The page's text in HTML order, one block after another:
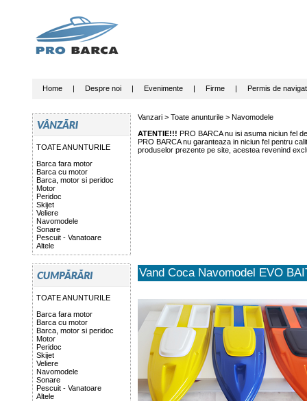
Home| Despre noi| Evenimente| Firme| Permis de
TOATE ANUNTURILE
Barca fara motor
Barca cu motor
Barca, motor si peridoc
Motor
Peridoc
Skijet
Veliere
Navomodele
Sonare
Pescuit - Vanatoare
Altele
TOATE ANUNTURILE
Barca fara motor
Barca cu motor
Barca, motor si peridoc
Motor
Peridoc
Skijet
Veliere
Navomodele
Sonare
Pescuit - Vanatoare
Altele
Vanzari > Toate anunturile> Navomodele
ATENTIE!!! PRO BARCA nu isi asuma niciun fel
PRO BARCA nu garanteaza in niciun fel pentru
produselor prezente pe site, acestea revenind
Vand Coca Navomodel EVO